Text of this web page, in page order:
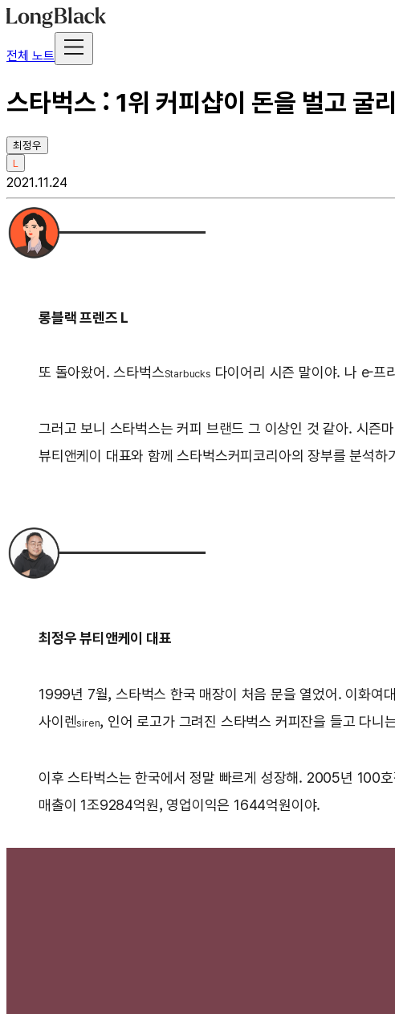
전체 노트
스타벅스 : 1위 커피샵이 돈을 벌고 굴
최정우
L
2021.11.24
롱블랙 프렌즈 L
또 돌아왔어. 스타벅스Starbucks 다이어리 시즌 말이야. 나 e-프
그러고 보니 스타벅스는 커피 브랜드 그 이상인 것 같아. 시즌
뷰티앤케이 대표와 함께 스타벅스커피코리아의 장부를 분석
최정우 뷰티앤케이 대표
1999년 7월, 스타벅스 한국 매장이 처음 문을 열었어. 이화여
사이렌siren, 인어 로고가 그려진 스타벅스 커피잔을 들고 다니
이후 스타벅스는 한국에서 정말 빠르게 성장해. 2005년
매출이 1조9284억원, 영업이익은 1644억원이야.